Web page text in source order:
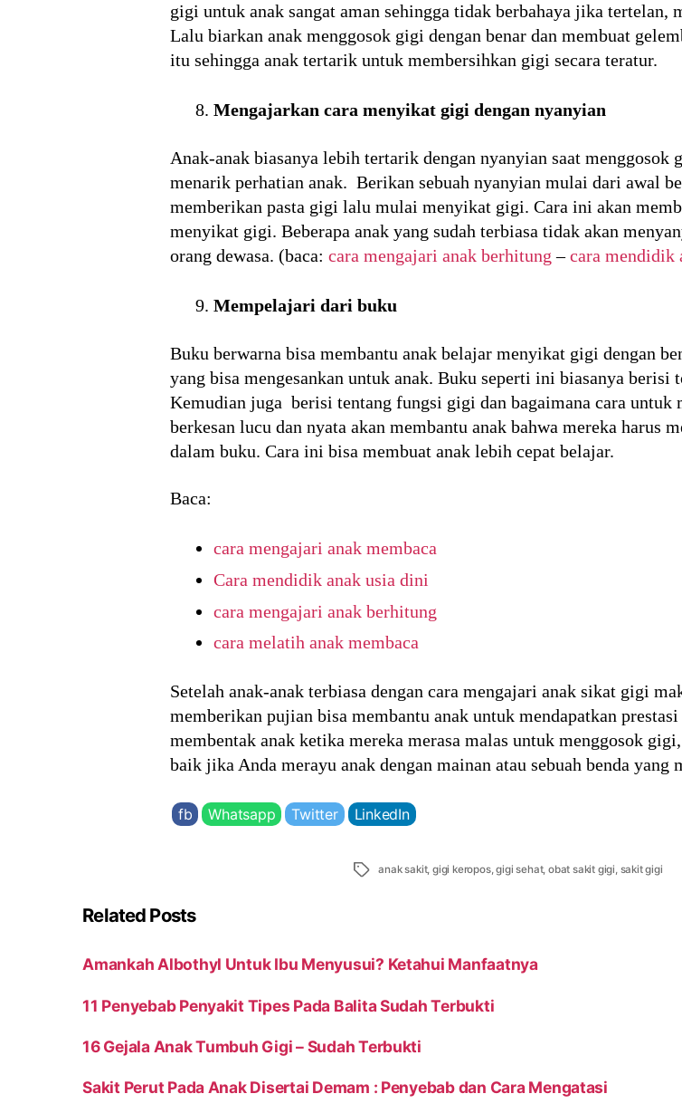
gigi untuk anak sangat aman sehingga tidak berbahaya jika tertelan,
Lalu biarkan anak menggosok gigi dengan benar dan membuat
itu sehingga anak tertarik untuk membersihkan gigi secara teratur.
Mengajarkan cara menyikat gigi dengan nyanyian
Anak-anak biasanya lebih tertarik dengan nyanyian saat
menarik perhatian anak. Berikan sebuah nyanyian mulai dari awal
memberikan pasta gigi lalu mulai menyikat gigi. Cara ini akan
menyikat gigi. Beberapa anak yang sudah terbiasa tidak akan
orang dewasa. (baca: cara mengajari anak berhitung –cara mendidik
Mempelajari dari buku
Buku berwarna bisa membantu anak belajar menyikat gigi dengan
yang bisa mengesankan untuk anak. Buku seperti ini biasanya
Kemudian juga berisi tentang fungsi gigi dan bagaimana cara untuk
berkesan lucu dan nyata akan membantu anak bahwa mereka harus
dalam buku. Cara ini bisa membuat anak lebih cepat belajar.
Baca:
cara mengajari anak membaca
Cara mendidik anak usia dini
cara mengajari anak berhitung
cara melatih anak membaca
Setelah anak-anak terbiasa dengan cara mengajari anak sikat gigi
memberikan pujian bisa membantu anak untuk mendapatkan
membentak anak ketika mereka merasa malas untuk menggosok
baik jika Anda merayu anak dengan mainan atau sebuah benda yang
fb Whatsapp Twitter LinkedIn
Tags anak sakit,gigi keropos,gigi sehat, obat sakit gigi, sakit gigi
Related Posts
Amankah Albothyl Untuk Ibu Menyusui? Ketahui Manfaatnya
11 Penyebab Penyakit Tipes Pada Balita Sudah Terbukti
16 Gejala Anak Tumbuh Gigi – Sudah Terbukti
Sakit Perut Pada Anak Disertai Demam : Penyebab dan Cara Mengatasi